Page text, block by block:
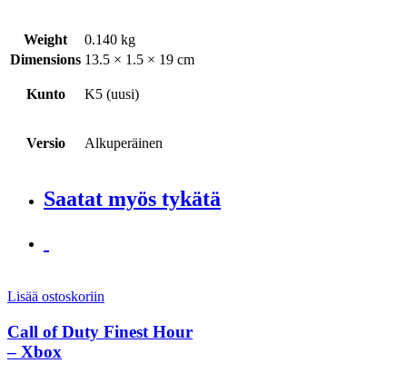
Weight
0.140 kg
Dimensions 13.5 × 1.5 × 19 cm
Kunto K5 (uusi)
Versio Alkuperäinen
Saatat myös tykätä
Lisää ostoskoriin
Call of Duty Finest Hour
– Xbox